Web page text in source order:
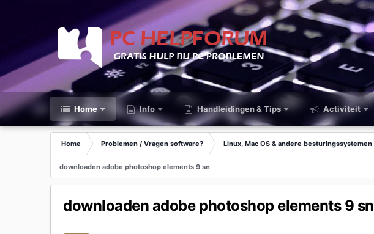
Home Info Handleidingen & Tips Activiteit
Home Problemen / Vragen software? Linux, Mac OS & andere besturingssystemen
downloaden adobe photoshop elements 9 sn
downloaden adobe photoshop elements 9 sn